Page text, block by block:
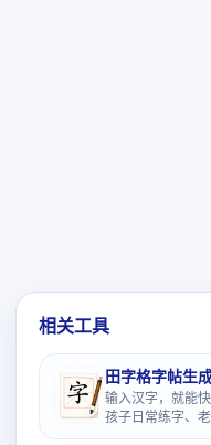
相关工具
田字格字帖生
输入汉字，就能
孩子日常练字、